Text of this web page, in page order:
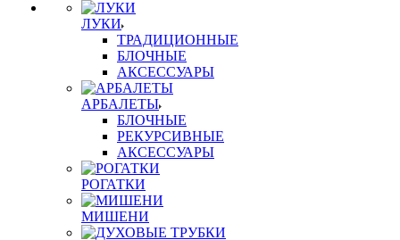
ЛУКИ
ТРАДИЦИОННЫЕ
БЛОЧНЫЕ
АКСЕССУАРЫ
АРБАЛЕТЫ
БЛОЧНЫЕ
РЕКУРСИВНЫЕ
АКСЕССУАРЫ
РОГАТКИ
МИШЕНИ